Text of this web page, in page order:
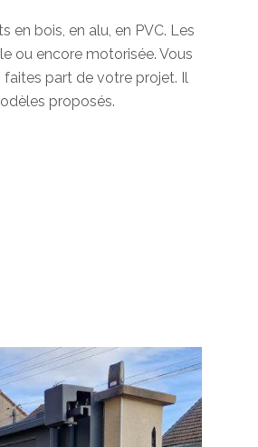
bois, en alu, en PVC. Les
ou encore motorisée. Vous
faites part de votre projet. Il
proposés.